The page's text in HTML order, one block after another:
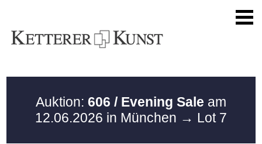
Auktion: 606 / Evening Sale am
12.06.2026 in München → Lot 7